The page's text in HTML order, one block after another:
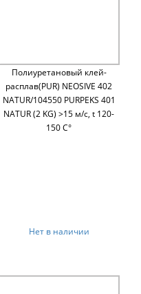
Полиуретановый клей-
расплав(PUR) NEOSIVE 402
NATUR/104550 PURPEKS 401
NATUR (2 KG) >15 м/c, t 120-
150 C°
Нет в наличии